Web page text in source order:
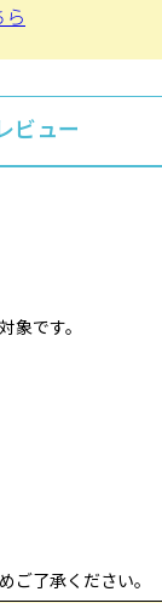
ら
レビュー
象です。
ご了承ください。